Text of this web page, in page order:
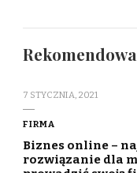
7 STYCZNIA, 2021
FIRMA
Biznes online –
rozwiązanie dla